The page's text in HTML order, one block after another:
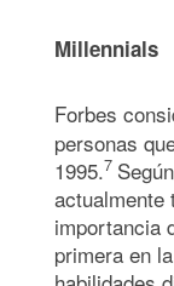
Millennials
Forbes
personas
1995.7
actualmente
importancia
primera en